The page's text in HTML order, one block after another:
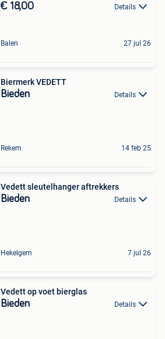
€ 18,00 Details
Balen 27 jul 26
Biermerk VEDETT
Bieden Details
Rekem 14 feb 25
Vedett sleutelhanger aftrekkers
Bieden Details
Hekelgem 7 jul 26
Vedett op voet bierglas
Bieden Details